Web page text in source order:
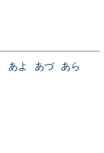
あよ あづ あら